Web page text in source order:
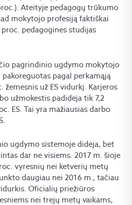
Ateityje pedagogų trūkumo
mokytojo profesiją faktiškai
pedagogines studijas
pagrindinio ugdymo mokytojo
pagal perkamąją
žemesnis už ES vidurkį. Karjeros
užmokestis padidėja tik 7,2
ES. Tai yra mažiausias darbo
ugdymo sistemoje didėja, bet
dar ne visiems. 2017 m. šioje
vyresnių nei ketverių metų
daugiau nei 2016 m., tačiau
Oficialių priežiūros
nei trejų metų vaikams,